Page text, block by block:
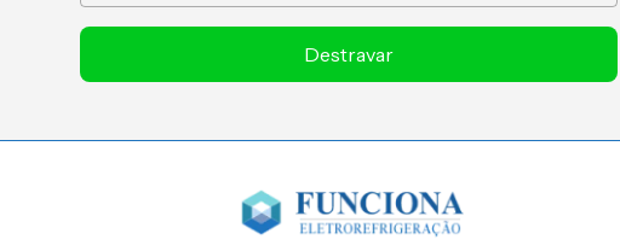
Destravar